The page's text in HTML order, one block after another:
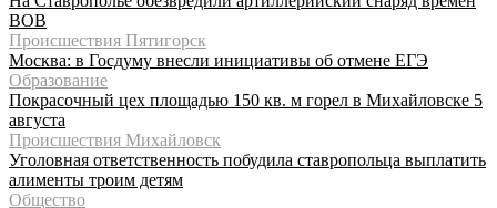
ВОВ
Происшествия Пятигорск
Москва: в Госдуму внесли инициативы об отмене ЕГЭ
Образование
Покрасочный цех площадью 150 кв. м горел в Михайловске 5
августа
Происшествия Михайловск
Уголовная ответственность побудила ставропольца выплатить
алименты троим детям
Общество